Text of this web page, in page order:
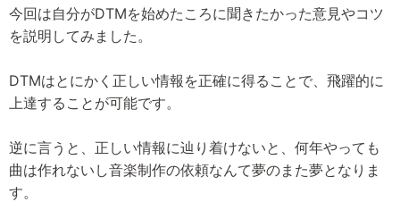
今回は自分がDTMを始めたころに聞きたかった意見やコツ
を説明してみました。
DTMはとにかく正しい情報を正確に得ることで、飛躍的に
上達することが可能です。
逆に言うと、正しい情報に辿り着けないと、何年やっても
曲は作れないし音楽制作の依頼なんて夢のまた夢となりま
す。